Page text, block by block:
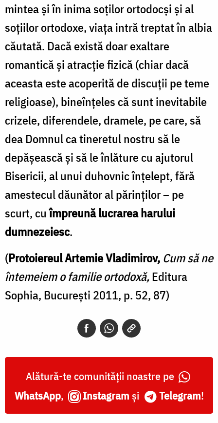
mintea și în inima soților ortodocși și al
soțiilor ortodoxe, viața intră treptat în albia
căutată. Dacă există doar exaltare
romantică și atracție fizică (chiar dacă
aceasta este acoperită de discuții pe teme
religioase), bineînțeles că sunt inevitabile
crizele, diferendele, dramele, pe care, să
dea Domnul ca tineretul nostru să le
depășească și să le înlăture cu ajutorul
Bisericii, al unui duhovnic înțelept, fără
amestecul dăunător al părinților – pe
scurt, cuîmpreună lucrarea harului
dumnezeiesc.
(Protoiereul Artemie Vladimirov, Cum să ne
întemeiem o familie ortodoxă,Editura
Sophia, Bucureşti 2011, p. 52, 87)
Alătură-te comunității noastre pe
WhatsApp, Instagram și Telegram!